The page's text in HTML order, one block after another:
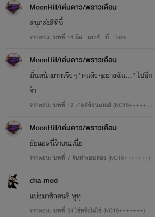
คะ เข้าใจไรท์เนอะ แต่ไรท์ก็จะปั่นให้มากที่สุ
เพื่อความฟินของเหล่าแฟนๆทั้ง
ปล.แต้งกิ้วสำหรับการกด Like กดแชร์
ขอให้นิยายเรื่องนี้เป็นอีกหนึ่งเรื่องที่ได้นั่งอยู่
(เข้าไปอ่านได้ในJoyladaนะคะ ^^)
ไรท์จะอัพสลับกันทั้งแนวจีนและแนวอื่นๆนะคะ
ใครอ่านแนวไหนก็กดติดตามไว้แล้วรออ่านกันได้เล
ปล. เป็นไรท์สายมึน ชอบแต่งนิยายเป็นชีวิตจิตใจ
MoonHill/เด่นดาว/พราวเดือน
สนุกล่ะสิทีนี้
จากตอน: บทที่ 14 มิส…เตอร์…บี…บอส
MoonHill/เด่นดาว/พราวเดือน
มั่นหน้ามากจริงๆ “คนดังๆอย่างฉัน...” ไปอีก
จ้า
จากตอน: บทที่ 12 เกมส์ซ้อนเกมส์ (NC18+++++++
MoonHill/เด่นดาว/พราวเดือน
ยัยแอลนี่ร้ายนะเนี่ย
จากตอน: บทที่ 7 จับทำรอบสอง (NC18+++++++)
cha-mod
แบ่งมาซักคนซิ หุหุ
จากตอน: บทที่ 24 ใช่หรือไม่ใช่ (NC18+++++++)